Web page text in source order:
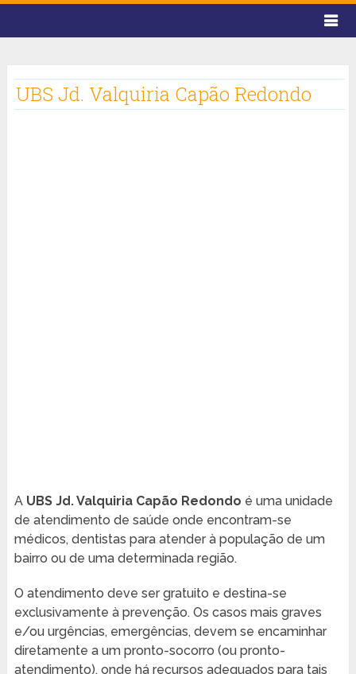
UBS Jd. Valquiria Capão Redondo
AUBS Jd. Valquiria Capão Redondo é uma unidade
de atendimento de saúde onde encontram-se
médicos, dentistas para atender à população de um
bairro ou de uma determinada região.
O atendimento deve ser gratuito e destina-se
exclusivamente à prevenção. Os casos mais graves
e/ou urgências, emergências, devem se encaminhar
diretamente a um pronto-socorro (ou pronto-
atendimento), onde há recursos adequados para tais